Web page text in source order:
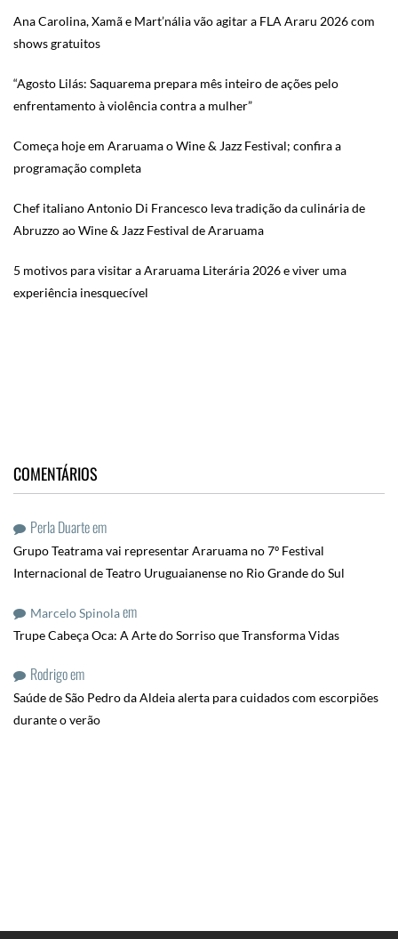
Ana Carolina, Xamã e Mart’nália vão agitar a FLA Araru 2026 com
shows gratuitos
“Agosto Lilás: Saquarema prepara mês inteiro de ações pelo
enfrentamento à violência contra a mulher”
Começa hoje em Araruama o Wine & Jazz Festival; confira a
programação completa
Chef italiano Antonio Di Francesco leva tradição da culinária de
Abruzzo ao Wine & Jazz Festival de Araruama
5 motivos para visitar a Araruama Literária 2026 e viver uma
experiência inesquecível
COMENTÁRIOS
Perla Duarteem
Grupo Teatrama vai representar Araruama no 7º Festival
Internacional de Teatro Uruguaianense no Rio Grande do Sul
Marcelo Spinolaem
Trupe Cabeça Oca: A Arte do Sorriso que Transforma Vidas
Rodrigoem
Saúde de São Pedro da Aldeia alerta para cuidados com escorpiões
durante o verão